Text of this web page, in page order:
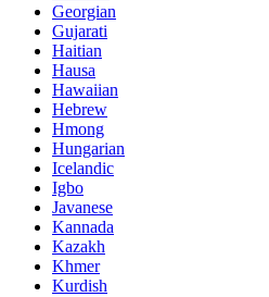
Georgian
Gujarati
Haitian
Hausa
Hawaiian
Hebrew
Hmong
Hungarian
Icelandic
Igbo
Javanese
Kannada
Kazakh
Khmer
Kurdish